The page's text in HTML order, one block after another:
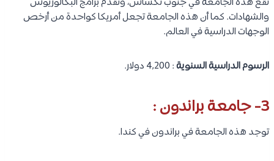
تقع هذه الجامعة في جنوب تكساس، وتقدم برامج البكالوريوس
والشهادات. كما أن هذه الجامعة تجعل أمريكا كواحدة من أرخص
الوجهات الدراسية في العالم.
الرسوم الدراسية السنوية: 4,200 دولار.
3- جامعة براندون:
توجد هذه الجامعة في براندون في كندا.